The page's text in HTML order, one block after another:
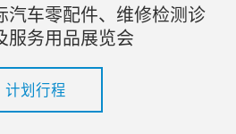
汽车零配件、维修检测诊
服务用品展览会
计划行程